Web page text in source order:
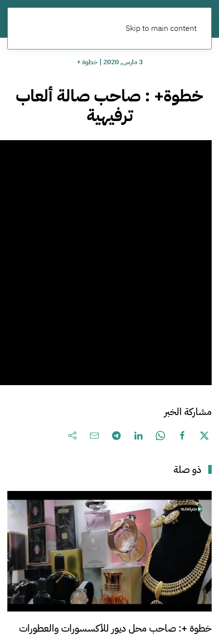
Skip to main content
3 مارس, 2020 |خطوة +
خطوة+ : صاحب صالة ألعاب
ترفيهية
مشاركة الخبر
ذو صلة
خطوة +: صاحب محل ديور للأكسسورات والعطورات